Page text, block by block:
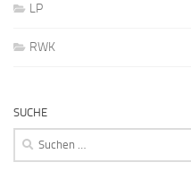
LP
RWK
SUCHE
Suchen
nach: